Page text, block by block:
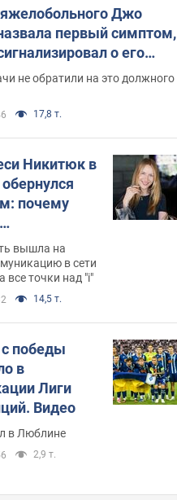
Джо
первый симптом,
о его
раке
не обратили на это должного
17,8 т.
Никитюк в
почему
вышла на
в сети
все точки над "i"
14,5 т.
победы
в
Лиги
Видео
в Люблине
2,9 т.